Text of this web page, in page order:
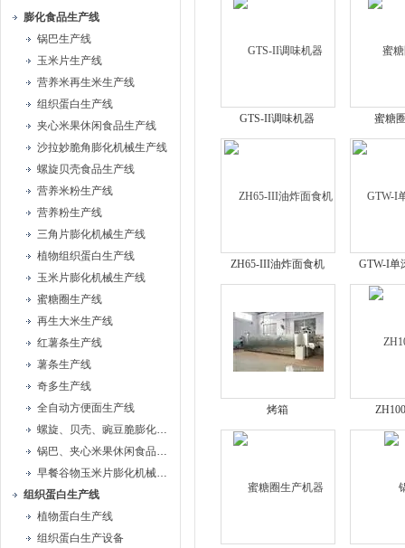
膨化食品生产线
锅巴生产线
玉米片生产线
营养米再生米生产线
组织蛋白生产线
夹心米果休闲食品生产线
沙拉妙脆角膨化机械生产线
螺旋贝壳食品生产线
营养米粉生产线
营养粉生产线
三角片膨化机械生产线
植物组织蛋白生产线
玉米片膨化机械生产线
蜜糖圈生产线
再生大米生产线
红薯条生产线
薯条生产线
奇多生产线
全自动方便面生产线
螺旋、贝壳、豌豆脆膨化机械设备生产线
锅巴、夹心米果休闲食品生产线
早餐谷物玉米片膨化机械生产线
组织蛋白生产线
植物蛋白生产线
组织蛋白生产设备
GTS-II调味机器 蜜糖
ZH65-III油炸面食机 GTW-I单
烤箱